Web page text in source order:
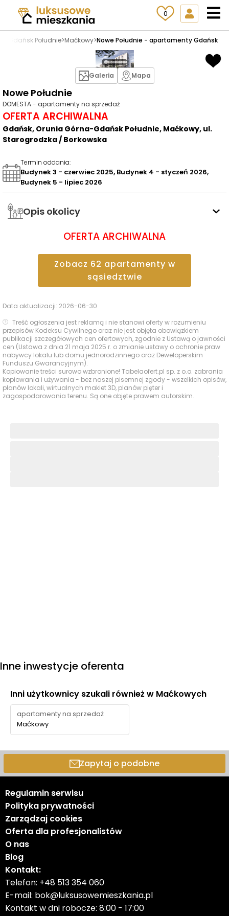
0
Gdańsk Południe>Maćkowy>Nowe Południe - apartamenty Gdańsk
Nowe Południe
DOMESTA - apartamenty na sprzedaż
OFERTA ARCHIWALNA
Gdańsk, Orunia Górna-Gdańsk Południe, Maćkowy, ul.
Starogrodzka / Borkowska
Galeria Mapa
Termin oddania:
Budynek 3 - czerwiec 2025, Budynek 4 - styczeń 2026,
Budynek 5 - lipiec 2026
Opis okolicy
OFERTA ARCHIWALNA
Zobacz 62 apartamenty w
sąsiedztwie
Data aktualizacji: 2026-06-30
Treść ogłoszenia jest reklamą i nie stanowi oferty w rozumieniu
przepisów Kodeksu Cywilnego oraz nie jest objęta obowiązkiem
publikacji szczegółowych cen ofertowych, zgodnie z Ustawą o jawności
cen (Ustawa z dnia 21 maja 2025 r. o zmianie ustawy o ochronie praw
nabywcy lokalu lub domu jednorodzinnego oraz Deweloperskim
Funduszu Gwarancyjnym).
Kopiowanie treści surowo wzbronione! Tabelaofert.pl sp. z o.o. zabrania
kopiowania i używania - bez naszej pisemnej zgody - wszelkich opisów,
planów lokali, wirtualnych makiet 3D, planów pięter i
zagospodarowania terenu. Są one objęte prawem autorskim.
Inne inwestycje oferenta
Inni użytkownicy szukali również w Maćkowych
apartamenty na sprzedaż
Maćkowy
Zapytaj o podobne
Regulamin serwisu
Polityka prywatności
Zarządzaj cookies
Oferta dla profesjonalistów
O nas
Blog
Kontakt:
Telefon: +48 513 354 060
E-mail: bok@luksusowemieszkania.pl
Kontakt w dni robocze: 8:00 - 17:00